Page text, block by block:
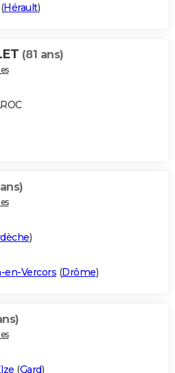
Hérault)
(81 ans)
)
en-Vercors (Drôme)
(Gard)